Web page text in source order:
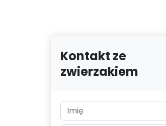
Kontakt ze
zwierzakiem